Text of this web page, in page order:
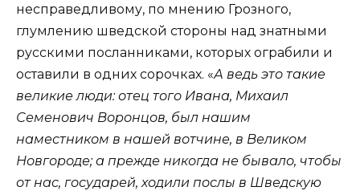
несправедливому, по мнению Грозного,
глумлению шведской стороны над знатными
русскими посланниками, которых ограбили и
оставили в одних сорочках. «А ведь это такие
великие люди: отец того Ивана, Михаил
Семенович Воронцов, был нашим
наместником в нашей вотчине, в Великом
Новгороде; а прежде никогда не бывало, чтобы
от нас, государей, ходили послы в Шведскую